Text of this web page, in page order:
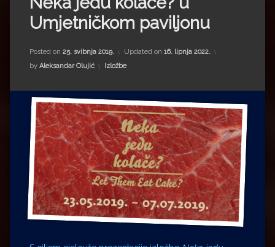
Impressum
Milenko Strižak
Drugi autori
Drugi autori
Matea Andrić
Ljiljana Lekanić-Kljaić
Željko Krznarić
Mario Lovreković
Miroslav Šantek
Umjetničkom paviljonu
Posted on 25. svibnja 2019. Updated on 16. lipnja 2022.
by Aleksandar Olujić Kategorije:
Izložbe